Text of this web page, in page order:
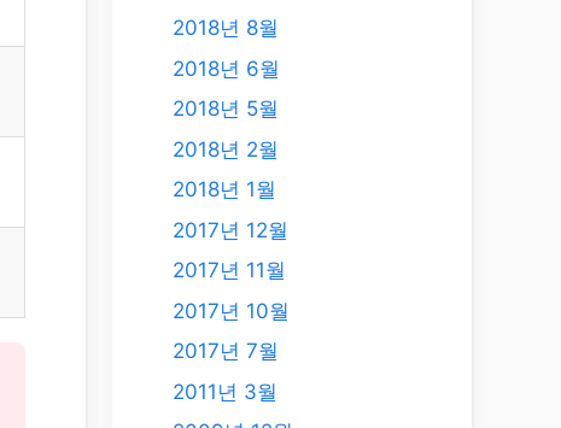
2018년 8월
2018년 6월
2018년 5월
2018년 2월
2018년 1월
2017년 12월
2017년 11월
2017년 10월
2017년 7월
2011년 3월